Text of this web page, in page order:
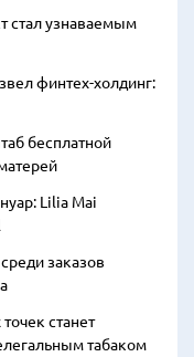
стал узнаваемым
финтех-холдинг:
бесплатной
Lilia Mai
заказов
станет
табаком